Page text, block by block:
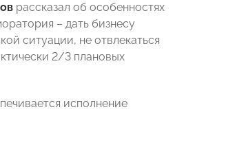
рассказал об особенностях
– дать бизнесу
ситуации, не отвлекаться
2/3 плановых
исполнение